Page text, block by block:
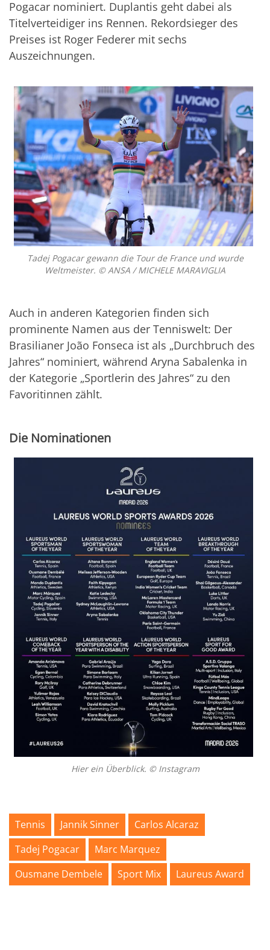
Pogacar nominiert. Duplantis geht dabei als
Titelverteidiger ins Rennen. Rekordsieger des
Preises ist Roger Federer mit sechs
Auszeichnungen.
Tadej Pogacar gewann die Tour de France und wurde
Weltmeister. © ANSA / MICHELE MARAVIGLIA
Auch in anderen Kategorien finden sich
prominente Namen aus der Tenniswelt: Der
Brasilianer João Fonseca ist als „Durchbruch des
Jahres“ nominiert, während Aryna Sabalenka in
der Kategorie „Sportlerin des Jahres“ zu den
Favoritinnen zählt.
Die Nominationen
Hier ein Überblick. © Instagram
Tennis Jannik Sinner
Carlos Alcaraz
Tadej Pogacar
Marc Marquez
Ousmane Dembele
Sport Mix Laureus Award